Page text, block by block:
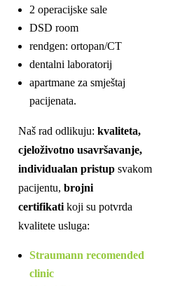
2 operacijske sale
DSD room
rendgen: ortopan/CT
dentalni laboratorij
apartmane za smještaj
pacijenata.
Naš rad odlikuju: kvaliteta,
cjeloživotno usavršavanje,
individualan pristup svakom
pacijentu, brojni
certifikati koji su potvrda
kvalitete usluga:
Straumann recomended
clinic